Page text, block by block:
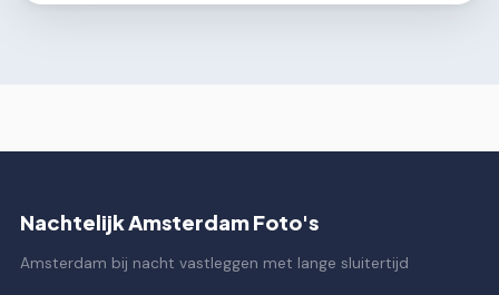
Nachtelijk Amsterdam Foto's
Amsterdam bij nacht vastleggen met lange sluitertijd